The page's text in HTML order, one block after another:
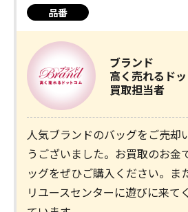
品番
ブランド
高く売れるド
買取担当者
人気ブランドのバッグをご売却
うございました。お買取のお金
ッグをぜひご購入ください。ま
リユースセンターに遊びに来て